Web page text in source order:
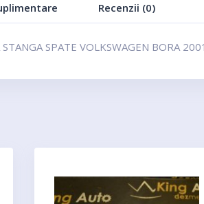
Recenzii (0)
STANGA SPATE VOLKSWAGEN BORA